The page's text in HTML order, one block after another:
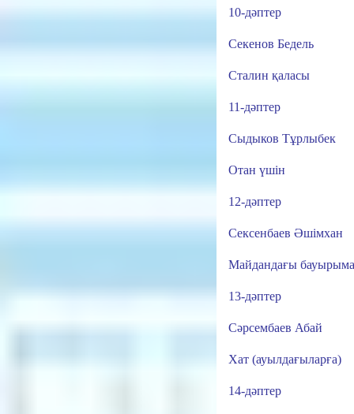
10-дәптер
Секенов Бедель
Сталин қаласы
11-дәптер
Сыдыков Тұрлыбек
Отан үшін
12-дәптер
Сексенбаев Әшімхан
Майдандағы бауырыма
13-дәптер
Сәрсембаев Абай
Хат (ауылдағыларға)
14-дәптер